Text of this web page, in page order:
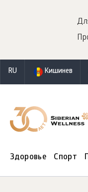
RU Кишинев
Здоровье Спорт